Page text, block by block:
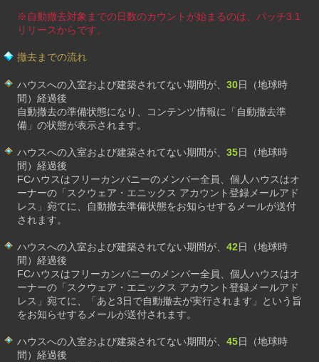
※自動撤去対象までの日数のカウントが始まるのは、パッチ3.1
リリースからです。
撤去までの流れ
ハウスへの入室および建築されてない期間が、 30日（地球時
間）経過後
自動撤去の準備状態になり、コンテンツ情報に「自動撤去準
備」の状態が表示されます。
ハウスへの入室および建築されてない期間が、 35日（地球時
間）経過後
FCハウスはフリーカンパニーのメンバー全員、個人ハウスはオ
ーナーの「スクウェア・エニックス アカウント登録メールアド
レス」宛てに、自動撤去準備状態をお知らせするメールが送付
されます。
ハウスへの入室および建築されてない期間が、 42日（地球時
間）経過後
FCハウスはフリーカンパニーのメンバー全員、個人ハウスはオ
ーナーの「スクウェア・エニックス アカウント登録メールアド
レス」宛てに、「あと3日で自動撤去が実行されます」という旨
をお知らせするメールが送付されます。
ハウスへの入室および建築されてない期間が、 45日（地球時
間）経過後